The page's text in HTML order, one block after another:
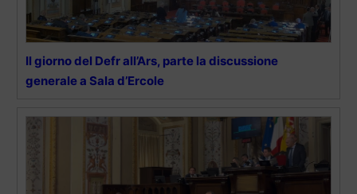
Il giorno del Defr all’Ars, parte la discussione
generale a Sala d’Ercole